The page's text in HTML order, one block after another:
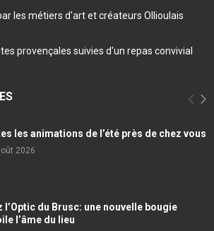
les métiers d'art et créateurs Ollioulais
provençales suivies d'un repas convivial
les animations de l’été près de chez vous
2026
l’Optic du Brusc: une nouvelle bougie
l’âme du lieu